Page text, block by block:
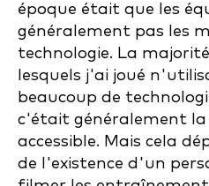
époque était que les
généralement pas les
technologie. La
lesquels j'ai joué
beaucoup de
c'était généralement
accessible. Mais cela
de l'existence d'un